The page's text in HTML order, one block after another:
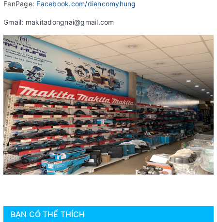
FanPage: Facebook.com/diencomyhung
Gmail: makitadongnai@gmail.com
BẠN CÓ THỂ THÍCH